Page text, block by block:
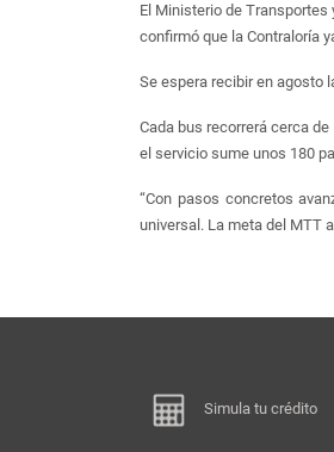
El Ministerio de
confirmó que la Contraloría
Se espera recibir en agosto
Cada bus recorrerá cerca
el servicio sume unos 180
“Con pasos concretos
universal. La meta del MTT
Simula tu crédito